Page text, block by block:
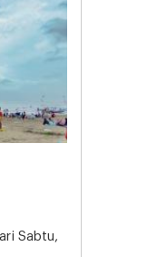
Sabtu,